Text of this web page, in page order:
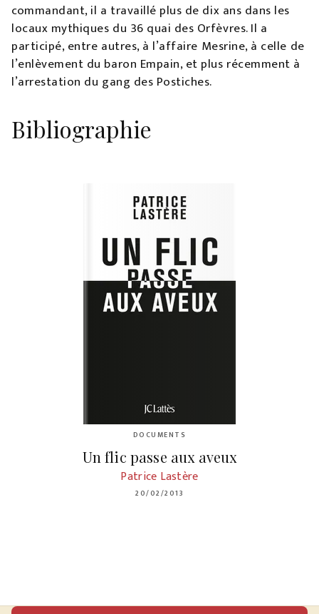
commandant, il a travaillé plus de dix ans dans les
locaux mythiques du 36 quai des Orfèvres. Il a
participé, entre autres, à l’affaire Mesrine, à celle de
l’enlèvement du baron Empain, et plus récemment à
l’arrestation du gang des Postiches.
Bibliographie
DOCUMENTS
Un flic passe aux aveux
Patrice Lastère
20/02/2013